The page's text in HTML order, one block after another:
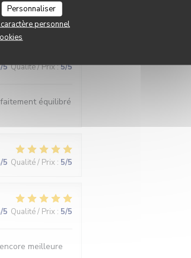
Personnaliser
personnel
au canal et prix
/5 Qualité / Prix:5/5
équilibré
/5 Qualité / Prix : 5/5
/5 Qualité / Prix : 5/5
meilleure